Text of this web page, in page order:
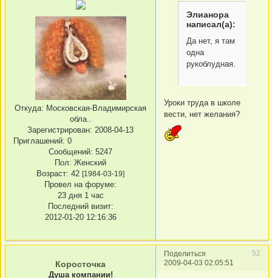
Откуда: Московская-Владимирская
обла..
Зарегистрирован: 2008-04-13
Приглашений: 0
Сообщений: 5247
Пол: Женский
Возраст: 42 [1984-03-19]
Провел на форуме:
23 дня 1 час
Последний визит:
2012-01-20 12:16:36
Элианора
написал(а):
Да нет, я там
одна
рукоблудная.
Уроки труда в школе
вести, нет желания?
Поделиться
52
2009-04-03 02:05:51
Коросточка
Душа компании!